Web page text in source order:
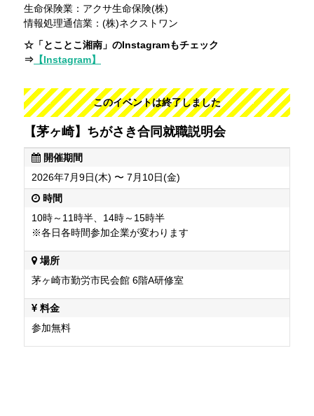
生命保険業：アクサ生命保険(株)
情報処理通信業：(株)ネクストワン
☆「とことこ湘南」のInstagramもチェック
⇒ 【Instagram】
このイベントは終了しました
【茅ヶ崎】ちがさき合同就職説明会
開催期間
2026年7月9日(木) 〜 7月10日(金)
時間
10時～11時半、14時～15時半
※各日各時間参加企業が変わります
場所
茅ヶ崎市勤労市民会館 6階A研修室
料金
参加無料